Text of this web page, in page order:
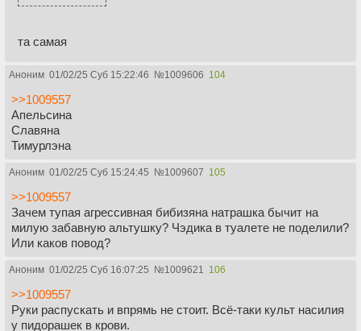
та самая
Аноним 01/02/25 Суб 15:22:46 №1009606 104
>>1009557
Апельсина
Славяна
Тимурлэна
Аноним 01/02/25 Суб 15:24:45 №1009607 105
>>1009557
Зачем тупая агрессивная бибизяна натрашка бычит на
милую забавную альтушку? Чэдика в туалете не поделили?
Или каков повод?
Аноним 01/02/25 Суб 16:07:25 №1009621 106
>>1009557
Руки распускать и впрямь не стоит. Всё-таки культ насилия
у пидорашек в крови.